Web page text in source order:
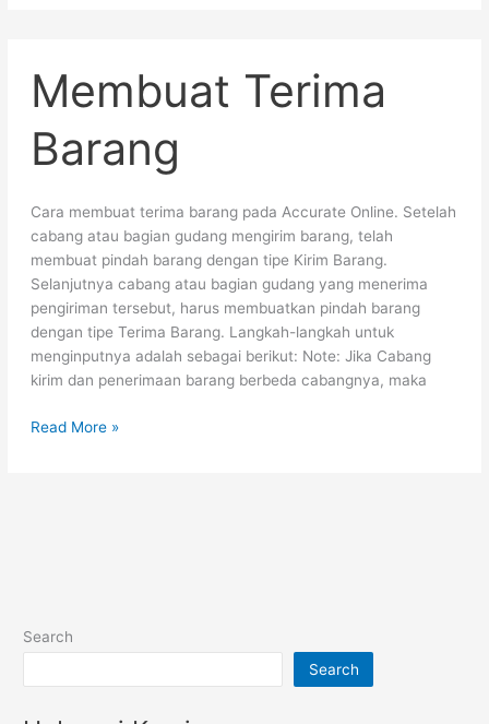
Membuat Terima
Barang
Cara membuat terima barang pada Accurate Online. Setelah
cabang atau bagian gudang mengirim barang, telah
membuat pindah barang dengan tipe Kirim Barang.
Selanjutnya cabang atau bagian gudang yang menerima
pengiriman tersebut, harus membuatkan pindah barang
dengan tipe Terima Barang. Langkah-langkah untuk
menginputnya adalah sebagai berikut: Note: Jika Cabang
kirim dan penerimaan barang berbeda cabangnya, maka
Terima
Barang
Read More »
Search
Search